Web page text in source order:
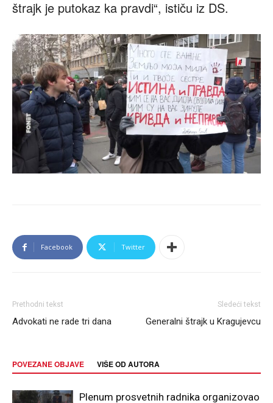
štrajk je putokaz ka pravdi“, ističu iz DS.
Facebook Twitter
Prethodni tekst
Advokati ne rade tri dana
Sledeći tekst
Generalni štrajk u Kragujevcu
POVEZANE OBJAVE VIŠE OD AUTORA
Plenum prosvetnih radnika organizovao